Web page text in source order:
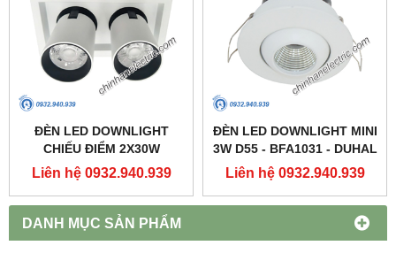
DANH MỤC SẢN PHẨM
ĐÈN LED DOWNLIGHT
CHIẾU ĐIỂM 2X30W
250X137 - DFC2302 -
Liên hệ 0932.940.939
ĐÈN LED DOWNLIGHT MINI
3W D55 - BFA1031 - DUHAL
Liên hệ 0932.940.939